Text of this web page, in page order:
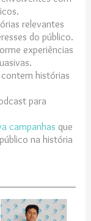
relevantes
do público.
experiências
histórias
para
campanhas que
na história